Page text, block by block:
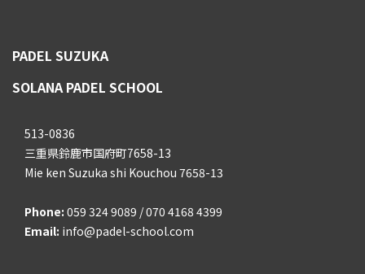
PADEL SUZUKA
SOLANA PADEL SCHOOL
513-0836
三重県鈴鹿市国府町7658-13
Mie ken Suzuka shi Kouchou 7658-13
Phone: 059 324 9089 / 070 4168 4399
Email: info@padel-school.com